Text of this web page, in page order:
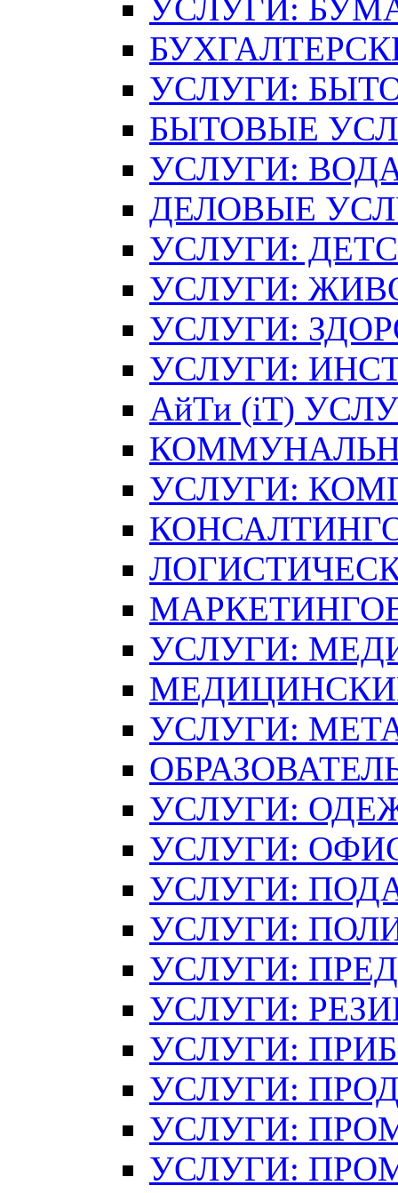
УСЛУГИ:
УСЛУГИ:
БЫТОВЫЕ
УСЛУГИ:
ДЕЛОВЫЕ
УСЛУГИ:
УСЛУГИ:
УСЛУГИ:
УСЛУГИ:
АйТи (iT)
УСЛУГИ:
УСЛУГИ:
УСЛУГИ:
УСЛУГИ:
УСЛУГИ:
УСЛУГИ:
УСЛУГИ:
УСЛУГИ:
УСЛУГИ:
УСЛУГИ:
УСЛУГИ:
УСЛУГИ:
УСЛУГИ: